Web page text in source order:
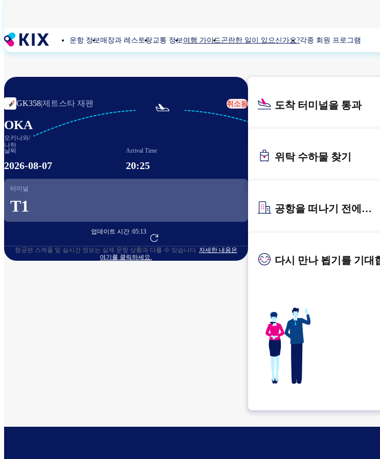
콘
텐
츠
너
기
운항 정보매장과 레스토랑교통 정보여행 가이드곤란한 일이 있으신가요?각종 회원 프로그램
GK358|제트스타 재팬 취소됨
OKA
오키나와/
나하

날짜
2026-08-07
Arrival Time
20:25
터미널
T1
업데이트 시간 :05:13
항공편 예약하기
항공편 스케줄 및 실시간 정보는 실제 운항 상황과 다를 수 있습니다. 자세한 내용은
여기를 클릭하세요.
도착 터미널을 통과
위탁 수하물 찾기
공항을 떠나기 전에…
다시 만나 뵙기를 기대